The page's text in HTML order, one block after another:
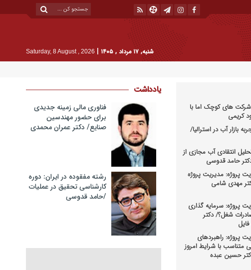
شنبه, ۱۷ مرداد , ۱۴۰۵ |
Saturday, 8 August , 2026
شرکت های کوچک اما با
کریمی
بازار آب در استرالیا/
انتقادی آب مجازی از
حامد قدوسی
پروژه: مدیریت پروژه
مهدی شامی
پروژه: سرمایه گذاری
شغل؟/ دکتر
پروژه: راهبردهای
متناسب با شرایط امروز
حسین عبده
یادداشت
فناوری مالی زمینه جدیدی
برای حضور مهندسین
صنایع/ دکتر عمران محمدی
رشته مفقوده در ایران: دوره
کارشناسی تحقیق در عملیات
/حامد قدوسی